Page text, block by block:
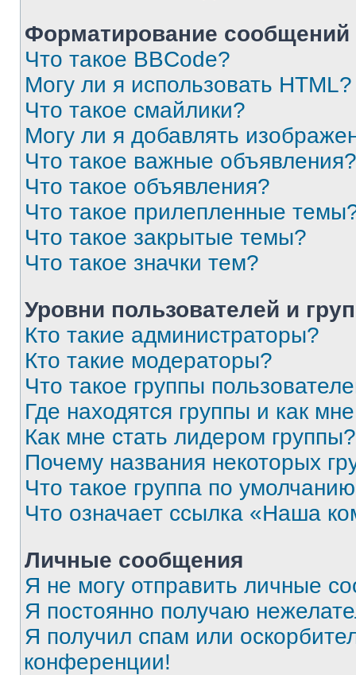
Форматирование
Что такое BBCode?
Могу ли я использовать HTML?
Что такое смайлики?
Могу ли я добавлять
Что такое важные объявления?
Что такое объявления?
Что такое прилепленные
Что такое закрытые темы?
Что такое значки тем?
Уровни пользователей и
Кто такие администраторы?
Кто такие модераторы?
Что такое группы
Где находятся группы и как
Как мне стать лидером группы?
Почему названия некоторых
Что такое группа по
Что означает ссылка «Наша
Личные сообщения
Я не могу отправить личные
Я постоянно получаю
Я получил спам или
конференции!